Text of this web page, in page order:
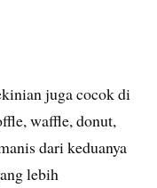
juga cocok di
waffle, donut,
dari keduanya
lebih